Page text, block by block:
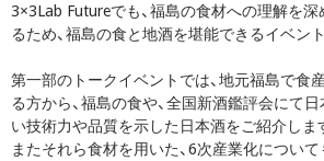
3×3Lab Futureでも、福島の食材への理解を深
るため、福島の食と地酒を堪能できるイベン
第一部のトークイベントでは、地元福島で食
る方から、福島の食や、全国新酒鑑評会にて
い技術力や品質を示した日本酒をご紹介しま
またそれら食材を用いた、6次産業化につい